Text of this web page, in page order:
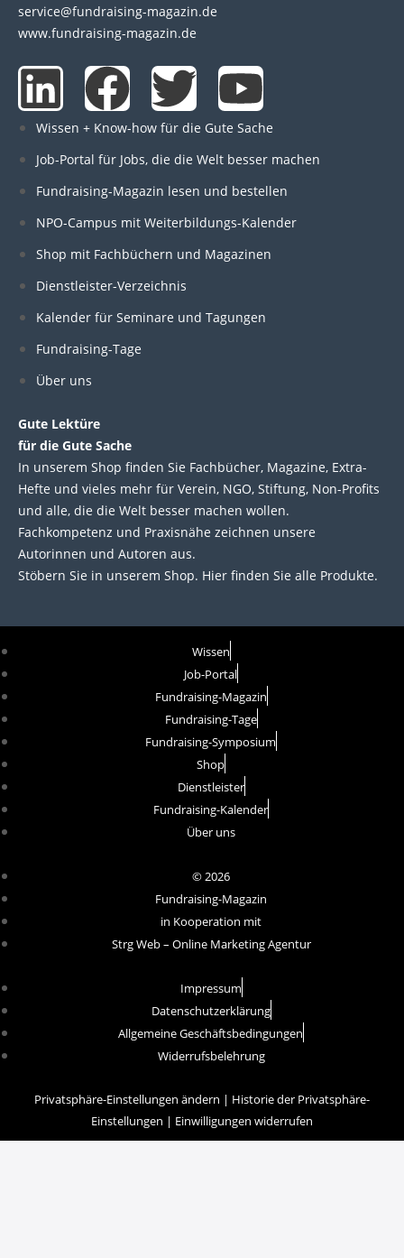
service@fundraising-magazin.de
www.fundraising-magazin.de
L
i
n
k
e
d
i
n
F
a
c
e
b
o
o
T
w
i
t
t
e
Y
o
u
t
u
b
Wissen + Know-how für die Gute Sache
Job-Portal für Jobs, die die Welt besser machen
Fundraising-Magazin lesen und bestellen
NPO-Campus mit Weiterbildungs-Kalender
Shop mit Fachbüchern und Magazinen
Dienstleister-Verzeichnis
Kalender für Seminare und Tagungen
Fundraising-Tage
Über uns
Gute Lektüre
für die Gute Sache
In unserem Shop finden Sie Fachbücher, Magazine, Extra-
Hefte und vieles mehr für Verein, NGO, Stiftung, Non-Profits
und alle, die die Welt besser machen wollen.
Fachkompetenz und Praxisnähe zeichnen unsere
Autorinnen und Autoren aus.
Stöbern Sie in unserem Shop. Hier finden Sie alle Produkte.
Wissen
Job-Portal
Fundraising-Magazin
Fundraising-Tage
Fundraising-Symposium
Shop
Dienstleister
Fundraising-Kalender
Über uns
© 2026
Fundraising-Magazin
in Kooperation mit
Strg Web – Online Marketing Agentur
Impressum
Datenschutzerklärung
Allgemeine Geschäftsbedingungen
Widerrufsbelehrung
Privatsphäre-Einstellungen ändern | Historie der Privatsphäre-
Einstellungen | Einwilligungen widerrufen